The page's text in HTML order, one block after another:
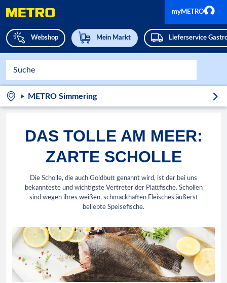
Webshop Mein Markt Lieferservice
myMETRO
METRO Simmering
DAS TOLLE AM MEER:
ZARTE SCHOLLE
Die Scholle, die auch Goldbutt genannt wird, ist der bei uns
bekannteste und wichtigste Vertreter der Plattfische. Schollen
sind wegen ihres weißen, schmackhaften Fleisches äußerst
beliebte Speisefische.